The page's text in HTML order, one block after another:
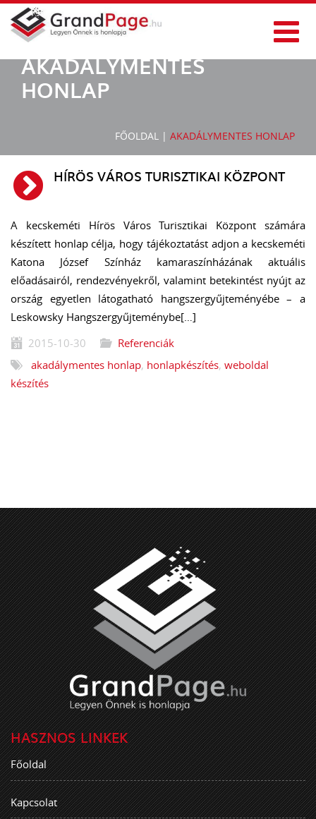
AKADÁLYMENTES
HONLAP
FŐOLDAL | AKADÁLYMENTES HONLAP
HÍRÖS VÁROS TURISZTIKAI KÖZPONT
A kecskeméti Hírös Város Turisztikai Központ számára
készített honlap célja, hogy tájékoztatást adjon a kecskeméti
Katona József Színház kamaraszínházának aktuális
előadásairól, rendezvényekről, valamint betekintést nyújt az
ország egyetlen látogatható hangszergyűjteményébe – a
Leskowsky Hangszergyűjteménybe[…]
2015-10-30
Referenciák
akadálymentes honlap, honlapkészítés, weboldal
készítés
HASZNOS LINKEK
Főoldal
Kapcsolat